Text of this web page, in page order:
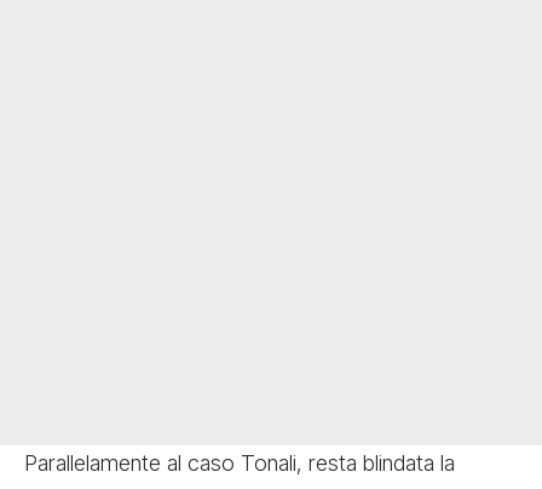
Parallelamente al caso Tonali, resta blindata la